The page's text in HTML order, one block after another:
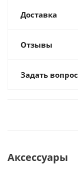
Доставка
Отзывы
Задать вопрос
Аксессуары